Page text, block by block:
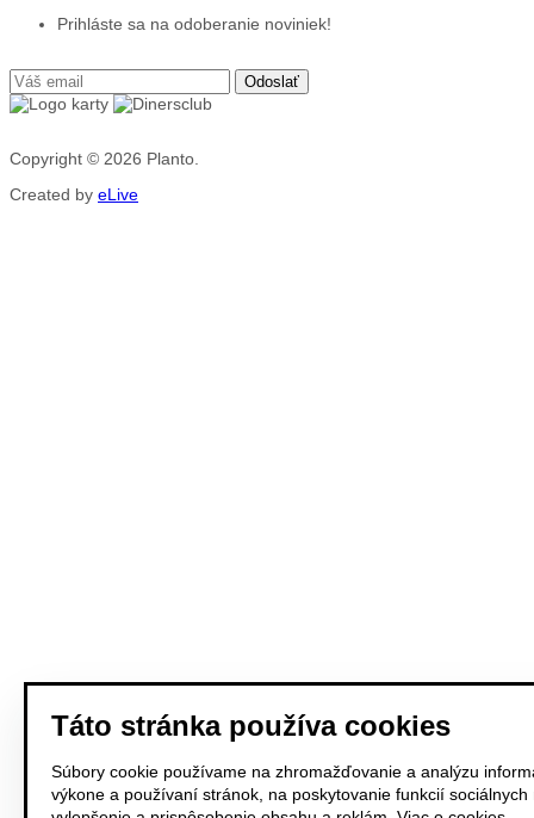
Prihláste sa na odoberanie noviniek!
Copyright © 2026 Planto.
Created by eLive
Táto stránka používa cookies
Súbory cookie používame na zhromažďovanie a analýzu
výkone a používaní stránok, na poskytovanie funkcií sociálnych